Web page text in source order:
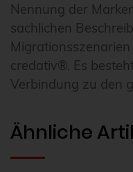
Nennung der
sachlichen
credativ®. Es
Verbindung zu den
Ähnliche